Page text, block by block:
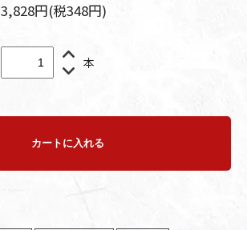
3,828円(税348円)
本
カートに入れる